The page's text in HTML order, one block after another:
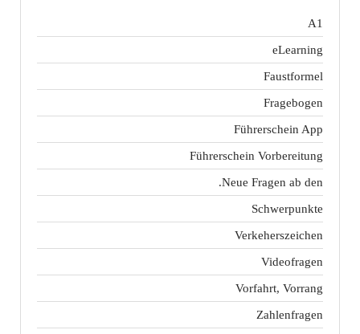
A1
eLearning
Faustformel
Fragebogen
Führerschein App
Führerschein Vorbereitung
Neue Fragen ab den.
Schwerpunkte
Verkeherszeichen
Videofragen
Vorfahrt, Vorrang
Zahlenfragen